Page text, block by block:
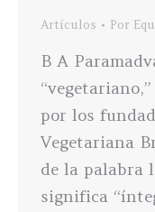
Artículos Por
B A
por los
Vegetariana
de la palabra
significa